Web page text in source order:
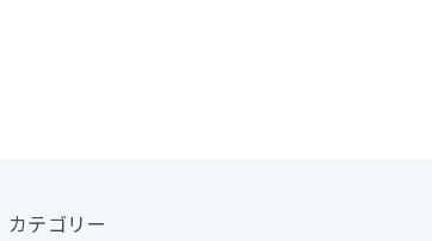
カテゴリー